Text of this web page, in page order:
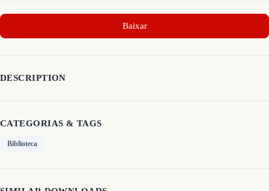
Baixar
DESCRIPTION
CATEGORIAS & TAGS
Biblioteca